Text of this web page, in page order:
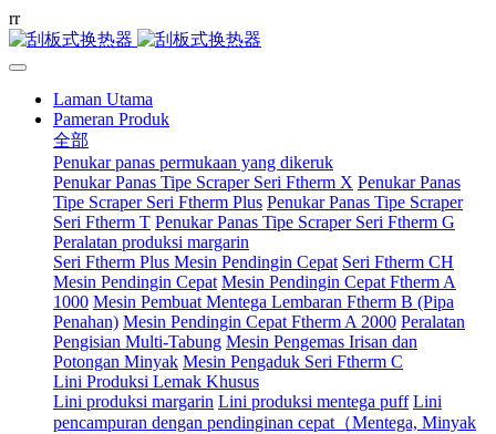
rr
Laman Utama
Pameran Produk
全部
Penukar panas permukaan yang dikeruk
Penukar Panas Tipe Scraper Seri Ftherm X Penukar Panas
Tipe Scraper Seri Ftherm Plus Penukar Panas Tipe Scraper
Seri Ftherm T Penukar Panas Tipe Scraper Seri Ftherm G
Peralatan produksi margarin
Seri Ftherm Plus Mesin Pendingin Cepat Seri Ftherm CH
Mesin Pendingin Cepat Mesin Pendingin Cepat Ftherm A
1000 Mesin Pembuat Mentega Lembaran Ftherm B (Pipa
Penahan) Mesin Pendingin Cepat Ftherm A 2000 Peralatan
Pengisian Multi-Tabung Mesin Pengemas Irisan dan
Potongan Minyak Mesin Pengaduk Seri Ftherm C
Lini Produksi Lemak Khusus
Lini produksi margarin Lini produksi mentega puff Lini
pencampuran dengan pendinginan cepat（Mentega, Minyak